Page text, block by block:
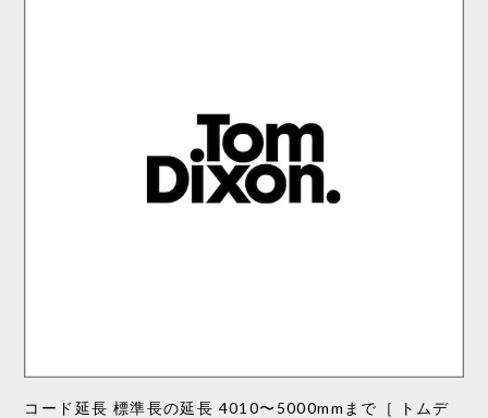
コード延長 標準長の延長 4010〜5000mmまで［ トムデ